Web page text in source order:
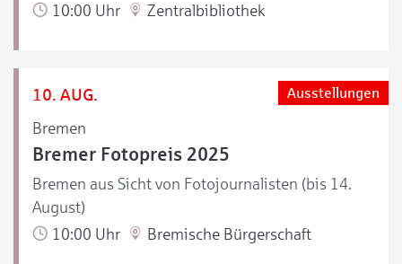
10:00 Uhr
Zentralbibliothek
10. AUG.
Bremen
Ausstellungen
Bremer Fotopreis 2025
Bremen aus Sicht von Fotojournalisten (bis 14.
August)
10:00 Uhr
Bremische Bürgerschaft